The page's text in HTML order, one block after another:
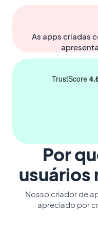
As apps criadas
Por
usuários
Nosso criador de
apreciado por